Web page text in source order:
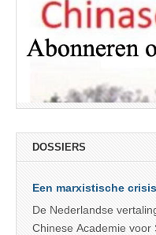
DOSSIERS
Een marxistische
De Nederlandse
Chinese Academie voor